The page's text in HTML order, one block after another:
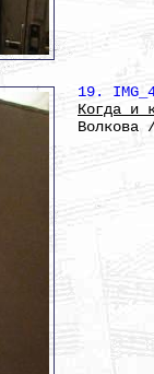
19.
Когда и
Волкова